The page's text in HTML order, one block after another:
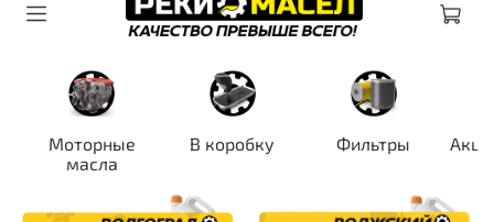
Моторные
масла
В коробку Фильтры